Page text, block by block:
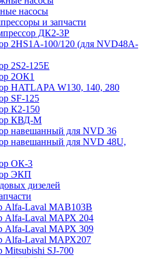
насосы
и запчасти
ДК2-3Р
2HS1A-100/120 (для NVD48A-
2S2-125Е
2ОК1
HATLAPA W130, 140, 280
SF-125
К2-150
КВД-М
навешанный для NVD 36
навешанный для NVD 48U,
ОК-3
ЭКП
дизелей
Alfa-Laval МАВ103В
Alfa-Laval МАРХ 204
Alfa-Laval МАРХ 309
Alfa-Laval МАРХ207
Mitsubishi SJ-700